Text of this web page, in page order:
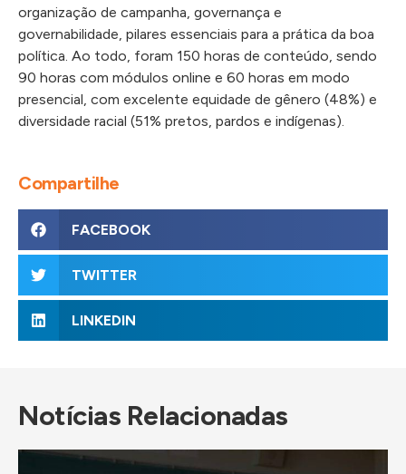
organização de campanha, governança e
governabilidade, pilares essenciais para a prática da boa
política. Ao todo, foram 150 horas de conteúdo, sendo
90 horas com módulos online e 60 horas em modo
presencial, com excelente equidade de gênero (48%) e
diversidade racial (51% pretos, pardos e indígenas).
Compartilhe
FACEBOOK
TWITTER
LINKEDIN
Notícias Relacionadas